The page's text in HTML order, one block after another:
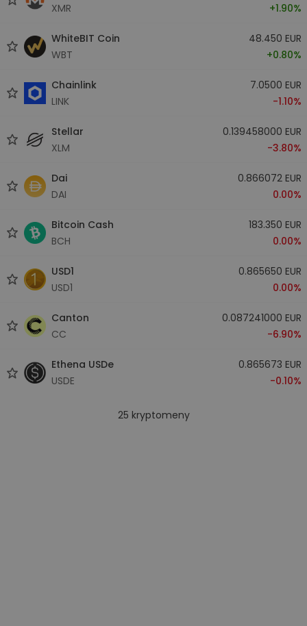
XMR
+1.90%
WhiteBIT Coin
WBT
48.450 EUR
+0.80%
Chainlink
LINK
7.0500 EUR
-1.10%
Stellar
XLM
0.139458000 EUR
-3.80%
Dai
DAI
0.866072 EUR
0.00%
Bitcoin Cash
BCH
183.350 EUR
0.00%
USD1
USD1
0.865650 EUR
0.00%
Canton
CC
0.087241000 EUR
-6.90%
Ethena USDe
USDE
0.865673 EUR
-0.10%
25 kryptomeny